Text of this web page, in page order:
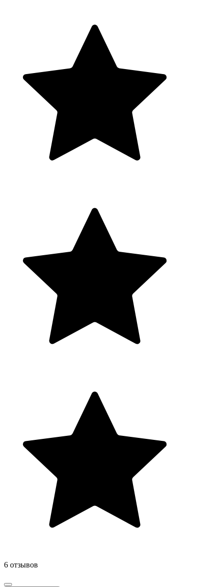
6 отзывов